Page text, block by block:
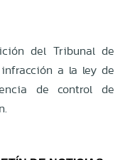
del Tribunal de
a la ley de
de control de